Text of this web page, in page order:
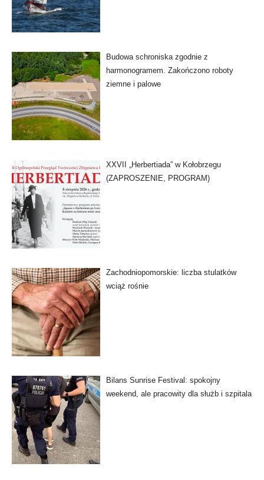
Budowa schroniska zgodnie z
harmonogramem. Zakończono roboty
ziemne i palowe
XXVII „Herbertiada” w Kołobrzegu
(ZAPROSZENIE, PROGRAM)
Zachodniopomorskie: liczba stulatków
wciąż rośnie
Bilans Sunrise Festival: spokojny
weekend, ale pracowity dla służb i szpitala